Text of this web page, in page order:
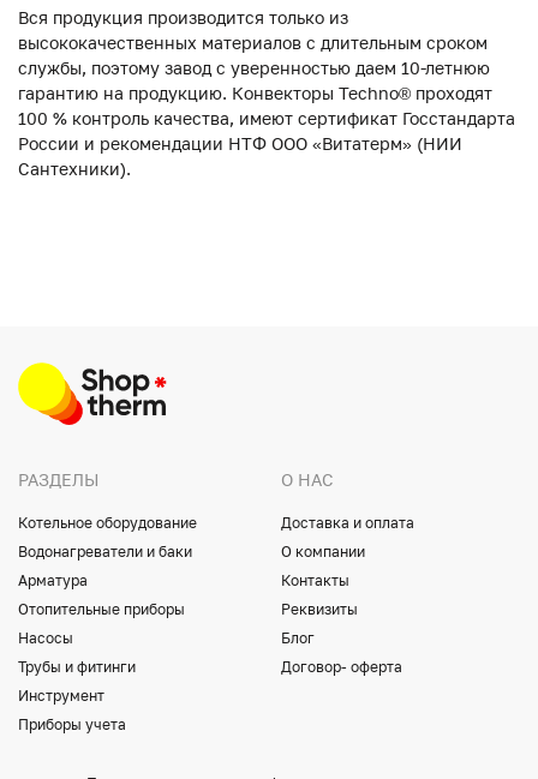
Вся продукция производится только из
высококачественных материалов с длительным сроком
службы, поэтому завод с уверенностью даем 10-летнюю
гарантию на продукцию. Конвекторы Techno® проходят
100 % контроль качества, имеют сертификат Госстандарта
России и рекомендации НТФ ООО «Витатерм» (НИИ
Сантехники).
РАЗДЕЛЫ
Котельное оборудование
Водонагреватели и баки
Арматура
Отопительные приборы
Насосы
Трубы и фитинги
Инструмент
Приборы учета
О НАС
Доставка и оплата
О компании
Контакты
Реквизиты
Блог
Договор- оферта